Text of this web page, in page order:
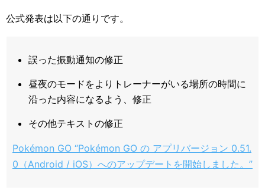
公式発表は以下の通りです。
誤った振動通知の修正
昼夜のモードをよりトレーナーがいる場所の時間に
沿った内容になるよう、修正
その他テキストの修正
Pokémon GO “Pokémon GO の アプリバージョン 0.51.
0（Android / iOS）へのアップデートを開始しました。”